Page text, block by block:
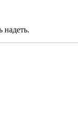
надеть.